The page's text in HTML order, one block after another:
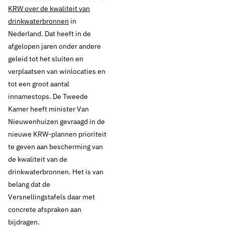
KRW over de kwaliteit van
drinkwaterbronnen in
Nederland. Dat heeft in de
afgelopen jaren onder andere
geleid tot het sluiten en
verplaatsen van winlocaties en
tot een groot aantal
innamestops. De Tweede
Kamer heeft minister Van
Nieuwenhuizen gevraagd in de
nieuwe KRW-plannen prioriteit
te geven aan bescherming van
de kwaliteit van de
drinkwaterbronnen. Het is van
belang dat de
Versnellingstafels daar met
concrete afspraken aan
bijdragen.